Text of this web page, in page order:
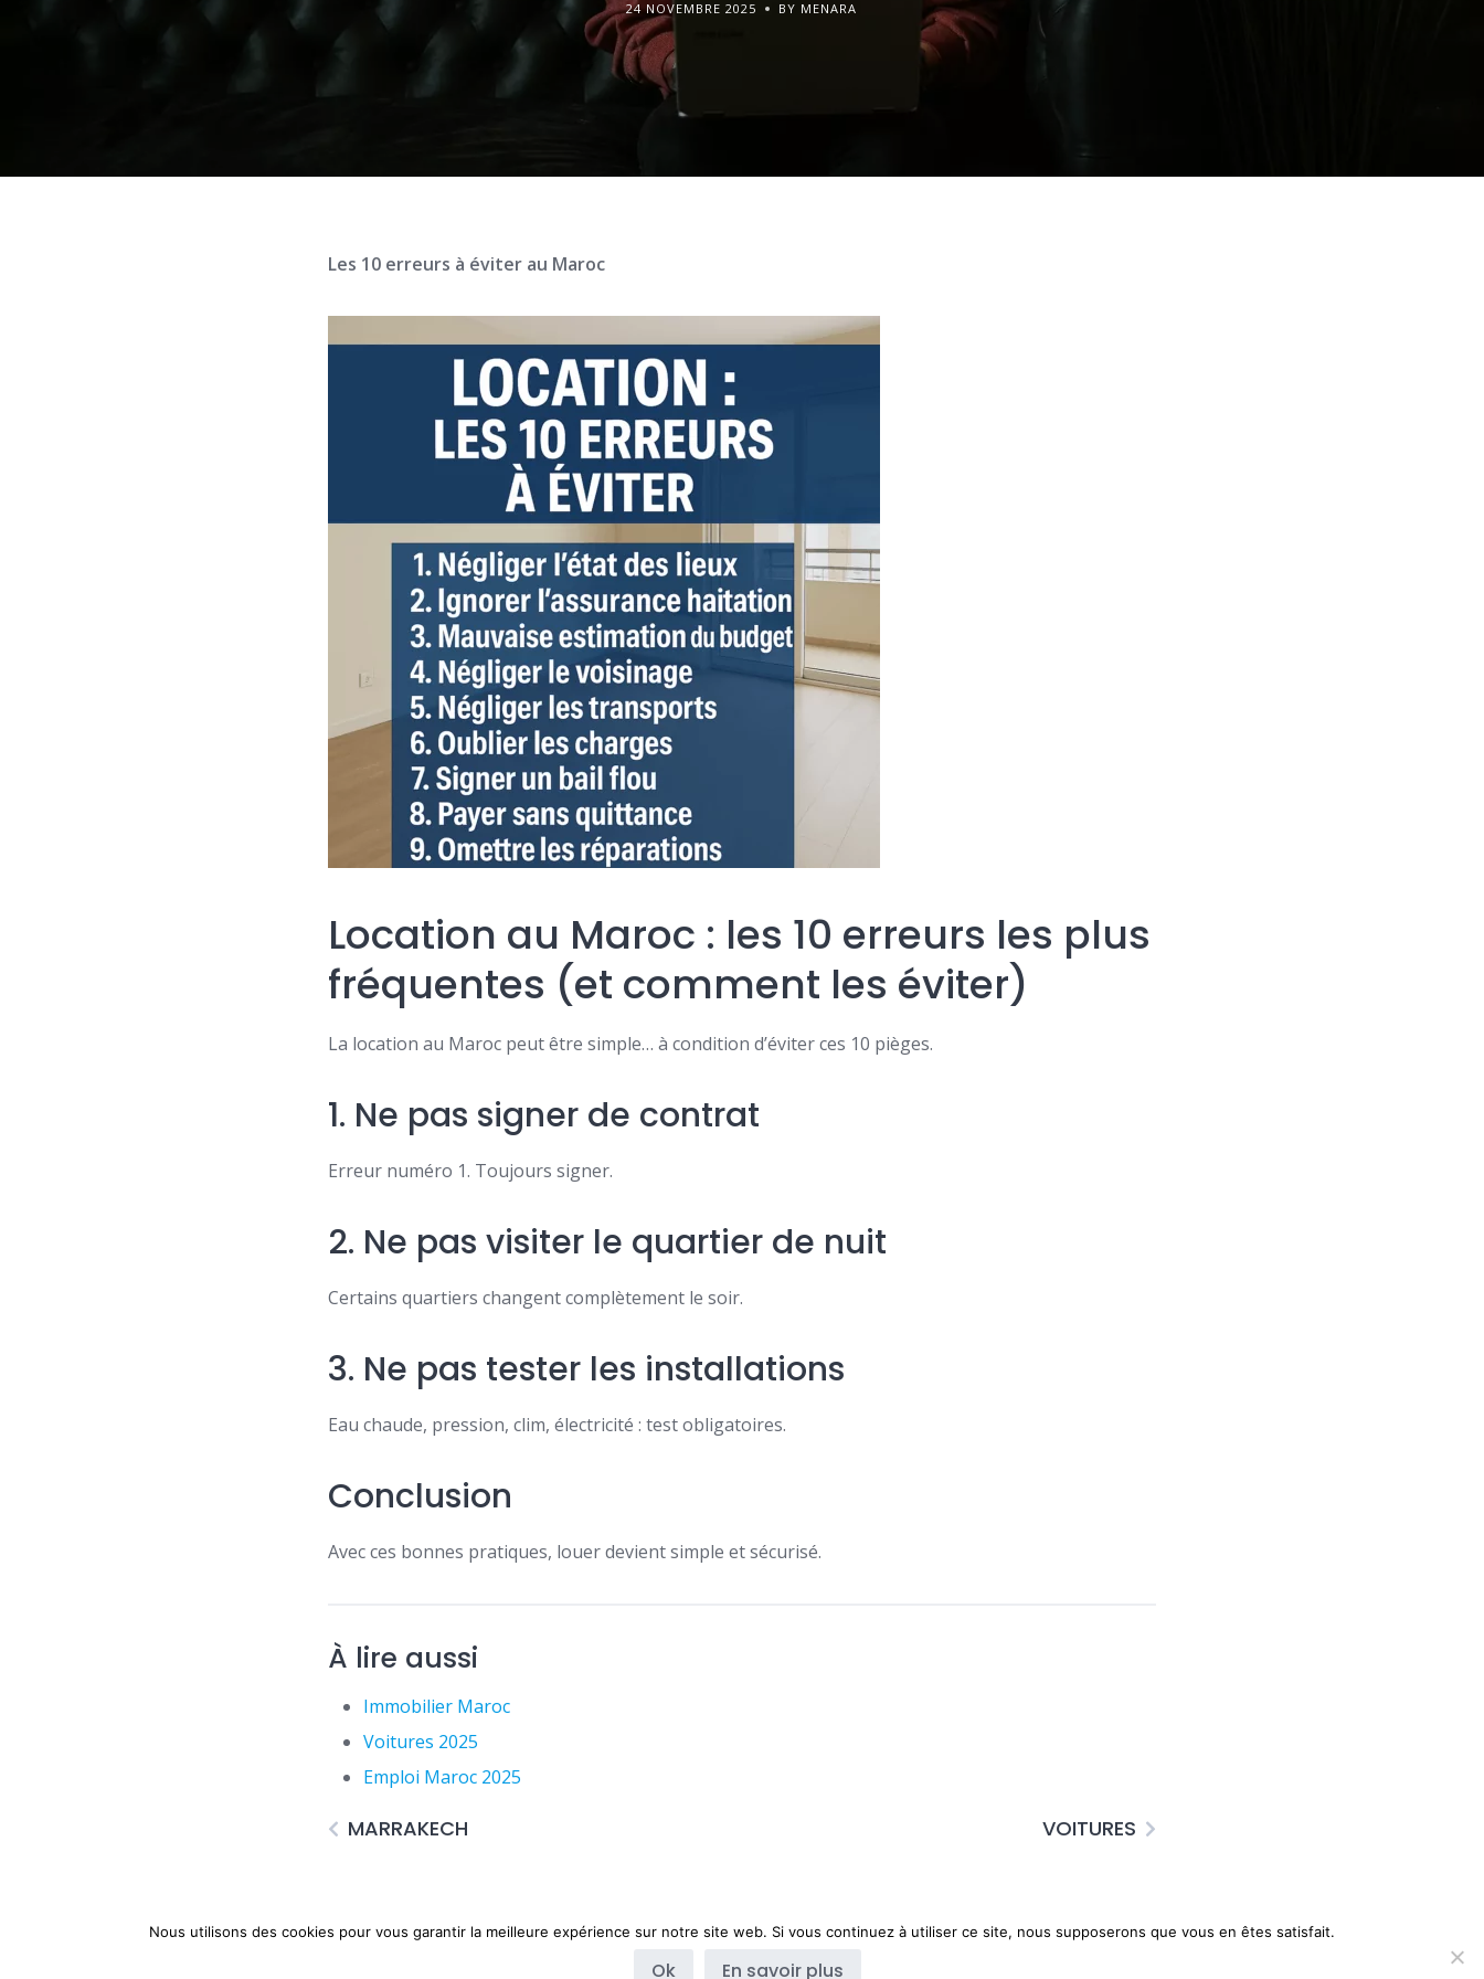
24 NOVEMBRE 2025 BY MENARA
Les 10 erreurs à éviter au Maroc
Location au Maroc : les 10 erreurs les plus
fréquentes (et comment les éviter)
La location au Maroc peut être simple… à condition d’éviter ces 10 pièges.
1. Ne pas signer de contrat
Erreur numéro 1. Toujours signer.
2. Ne pas visiter le quartier de nuit
Certains quartiers changent complètement le soir.
3. Ne pas tester les installations
Eau chaude, pression, clim, électricité : test obligatoires.
Conclusion
Avec ces bonnes pratiques, louer devient simple et sécurisé.
À lire aussi
Immobilier Maroc
Voitures 2025
Emploi Maroc 2025
MARRAKECH VOITURES
Blog À propos
Nous utilisons des cookies pour vous garantir la meilleure expérience sur notre site web. Si vous continuez à utiliser ce site, nous supposerons que vous en êtes satisfait.
Ok En savoir plus